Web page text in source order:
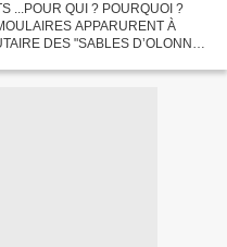
...POUR QUI ? POURQUOI ?
APPARURENT À
DES "SABLES D’OLONNE